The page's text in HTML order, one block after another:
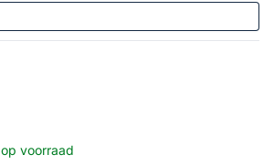
op voorraad